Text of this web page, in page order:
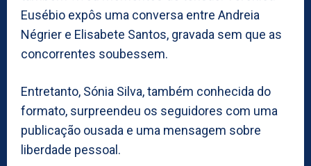
Eusébio expôs uma conversa entre Andreia
Négrier e Elisabete Santos, gravada sem que as
concorrentes soubessem.
Entretanto, Sónia Silva, também conhecida do
formato, surpreendeu os seguidores com uma
publicação ousada e uma mensagem sobre
liberdade pessoal.